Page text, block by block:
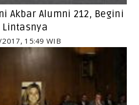
Akbar Alumni 212, Begini
Lintasnya
15:49 WIB